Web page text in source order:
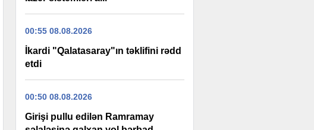
00:55 08.08.2026
İkardi "Qalatasaray"ın təklifini rədd
etdi
00:50 08.08.2026
Girişi pullu edilən Ramramay